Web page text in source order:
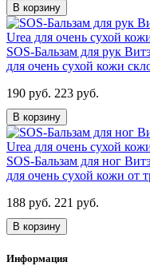
В корзину
SOS-Бальзам для рук
для очень сухой кожи
190 руб. 223 руб.
В корзину
SOS-Бальзам для ног
для очень сухой кожи от
188 руб. 221 руб.
В корзину
Информация